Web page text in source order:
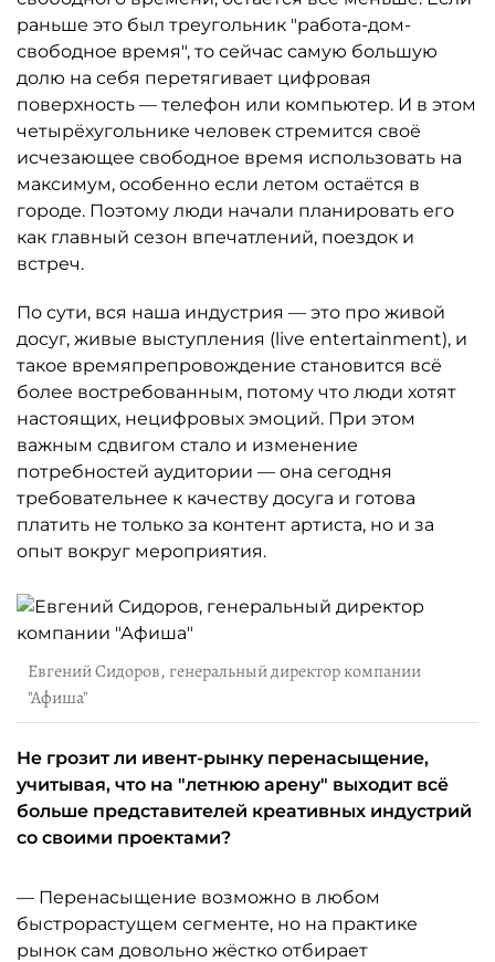
раньше это был треугольник "работа-дом-
свободное время", то сейчас самую большую
долю на себя перетягивает цифровая
поверхность — телефон или компьютер. И в этом
четырёхугольнике человек стремится своё
исчезающее свободное время использовать на
максимум, особенно если летом остаётся в
городе. Поэтому люди начали планировать его
как главный сезон впечатлений, поездок и
встреч.
По сути, вся наша индустрия — это про живой
досуг, живые выступления (live entertainment), и
такое времяпрепровождение становится всё
более востребованным, потому что люди хотят
настоящих, нецифровых эмоций. При этом
важным сдвигом стало и изменение
потребностей аудитории — она сегодня
требовательнее к качеству досуга и готова
платить не только за контент артиста, но и за
опыт вокруг мероприятия.
Евгений Сидоров, генеральный директор компании
"Афиша"
Не грозит ли ивент-рынку перенасыщение,
учитывая, что на "летнюю арену" выходит всё
больше представителей креативных индустрий
со своими проектами?
— Перенасыщение возможно в любом
быстрорастущем сегменте, но на практике
рынок сам довольно жёстко отбирает